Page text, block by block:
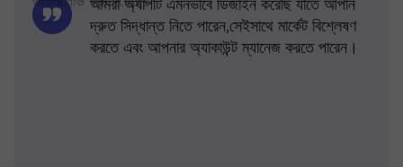
আমরা অ্যাপটি এমনভাবে ডিজাইন করেছি যাতে আপনি
দ্রুত সিদ্ধান্ত নিতে পারেন,সেইসাথে মার্কেট বিশ্লেষণ
করতে এবং আপনার অ্যাকাউন্ট ম্যানেজ করতে পারেন।